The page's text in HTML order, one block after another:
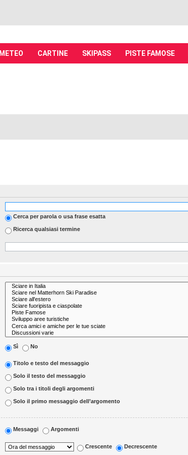
METEO CARTINE SKIPASS PISTE FAMOSE
Cerca per parola o usa frase esatta
Ricerca qualsiasi termine
Sì No
Titolo e testo del messaggio
Solo il testo del messaggio
Solo tra i titoli degli argomenti
Solo il primo messaggio dell’argomento
Messaggi Argomenti
Crescente Decrescente